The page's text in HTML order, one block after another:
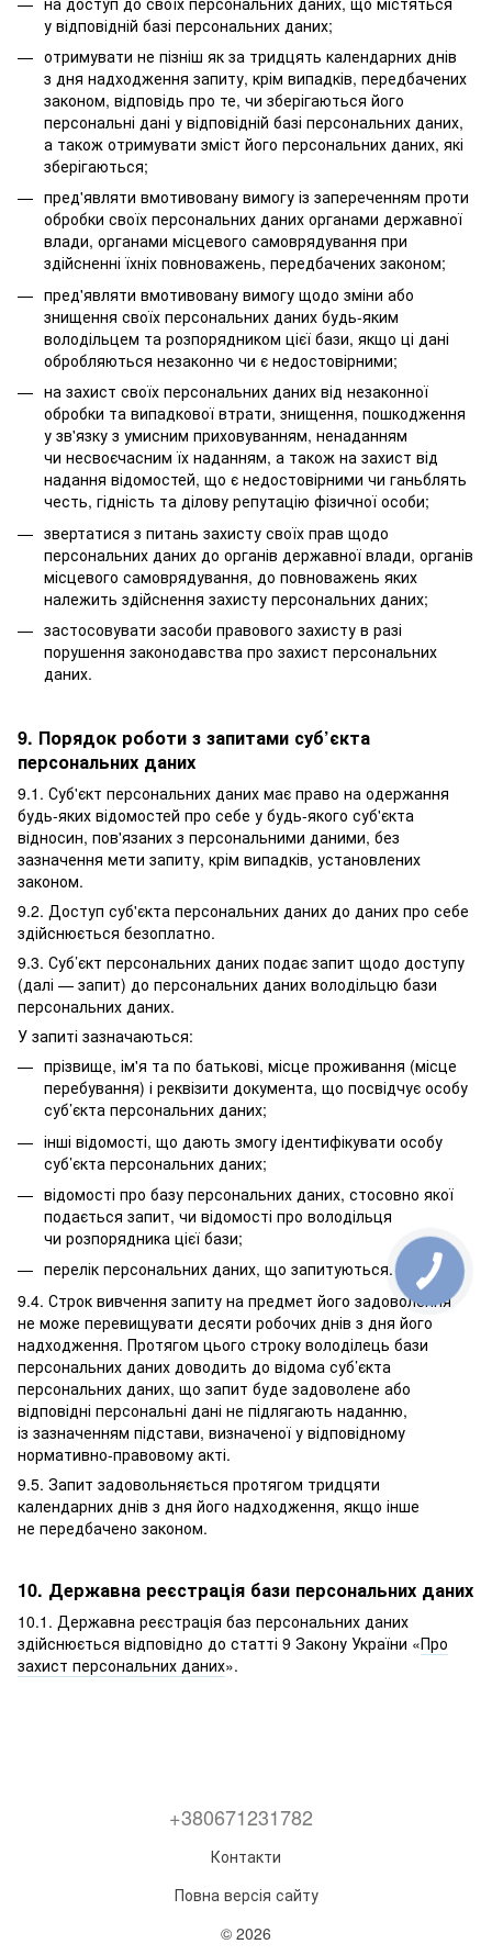
у відповідній базі персональних даних;
отримувати не пізніш як за тридцять календарних днів
з дня надходження запиту, крім випадків, передбачених
законом, відповідь про те, чи зберігаються його
персональні дані у відповідній базі персональних даних,
а також отримувати зміст його персональних даних, які
зберігаються;
пред'являти вмотивовану вимогу із запереченням проти
обробки своїх персональних даних органами державної
влади, органами місцевого самоврядування при
здійсненні їхніх повноважень, передбачених законом;
пред'являти вмотивовану вимогу щодо зміни або
знищення своїх персональних даних будь-яким
володільцем та розпорядником цієї бази, якщо ці дані
обробляються незаконно чи є недостовірними;
на захист своїх персональних даних від незаконної
обробки та випадкової втрати, знищення, пошкодження
у зв'язку з умисним приховуванням, ненаданням
чи несвоєчасним їх наданням, а також на захист від
надання відомостей, що є недостовірними чи ганьблять
честь, гідність та ділову репутацію фізичної особи;
звертатися з питань захисту своїх прав щодо
персональних даних до органів державної влади, органів
місцевого самоврядування, до повноважень яких
належить здійснення захисту персональних даних;
застосовувати засоби правового захисту в разі
порушення законодавства про захист персональних
даних.
9. Порядок роботи з запитами суб’єкта
персональних даних
9.1. Суб'єкт персональних даних має право на одержання
будь-яких відомостей про себе у будь-якого суб'єкта
відносин, пов'язаних з персональними даними, без
зазначення мети запиту, крім випадків, установлених
законом.
9.2. Доступ суб'єкта персональних даних до даних про себе
здійснюється безоплатно.
9.3. Суб’єкт персональних даних подає запит щодо доступу
(далі — запит) до персональних даних володільцю бази
персональних даних.
У запиті зазначаються:
прізвище, ім'я та по батькові, місце проживання (місце
перебування) і реквізити документа, що посвідчує особу
суб’єкта персональних даних;
інші відомості, що дають змогу ідентифікувати особу
суб’єкта персональних даних;
відомості про базу персональних даних, стосовно якої
подається запит, чи відомості про володільця
чи розпорядника цієї бази;
перелік персональних даних, що запитуються.
9.4. Строк вивчення запиту на предмет його задоволення
не може перевищувати десяти робочих днів з дня його
надходження. Протягом цього строку володілець бази
персональних даних доводить до відома суб’єкта
персональних даних, що запит буде задоволене або
відповідні персональні дані не підлягають наданню,
із зазначенням підстави, визначеної у відповідному
нормативно-правовому акті.
9.5. Запит задовольняється протягом тридцяти
календарних днів з дня його надходження, якщо інше
не передбачено законом.
10. Державна реєстрація бази персональних даних
10.1. Державна реєстрація баз персональних даних
здійснюється відповідно до статті 9 Закону України «Про
захист персональних даних».
+380671231782
Контакти
Повна версія сайту
© 2026